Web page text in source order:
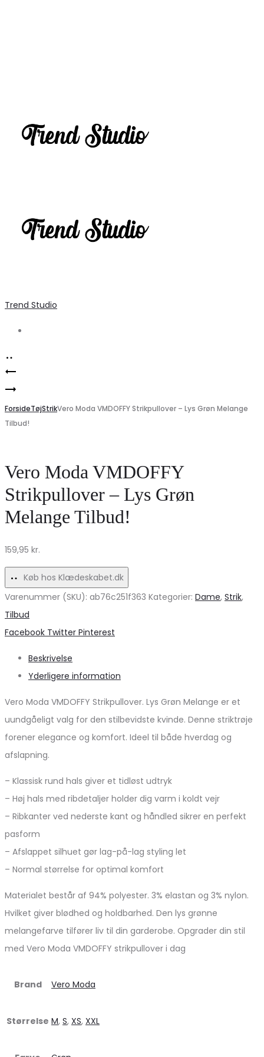
Trend Studio
Product
navigation
til
damer
have
fra
ONLY
Elegant
Off
Shoulder
VERO
MODA
–
ForsideTøjStrikVero Moda VMDOFFY Strikpullover – Lys Grøn Melange
Tilbud!
Vero Moda VMDOFFY
Strikpullover – Lys Grøn
Melange Tilbud!
159,95 kr.
Køb hos Klædeskabet.dk
Varenummer (SKU): ab76c251f363 Kategorier: Dame, Strik,
Tilbud
Share
Facebook Twitter Pinterest
Beskrivelse
Yderligere information
Vero Moda VMDOFFY Strikpullover. Lys Grøn Melange er et
uundgåeligt valg for den stilbevidste kvinde. Denne striktrøje
forener elegance og komfort. Ideel til både hverdag og
afslapning.
– Klassisk rund hals giver et tidløst udtryk
– Høj hals med ribdetaljer holder dig varm i koldt vejr
– Ribkanter ved nederste kant og håndled sikrer en perfekt
pasform
– Afslappet silhuet gør lag-på-lag styling let
– Normal størrelse for optimal komfort
Materialet består af 94% polyester. 3% elastan og 3% nylon.
Hvilket giver blødhed og holdbarhed. Den lys grønne
melangefarve tilfører liv til din garderobe. Opgrader din stil
med Vero Moda VMDOFFY strikpullover i dag
Brand Vero Moda
Størrelse M, S, XS, XXL